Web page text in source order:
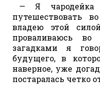
— Я чародейка
путешествовать
владею этой
проваливаюсь
загадками я
будущего, в
наверное, уже
постаралась четко